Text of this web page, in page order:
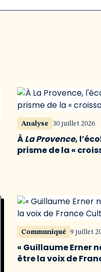
Analyse 30 juillet 2026
ÀLa Provence,
prisme de la «
Communiqué 9 juillet
« Guillaume Erner
être la voix de